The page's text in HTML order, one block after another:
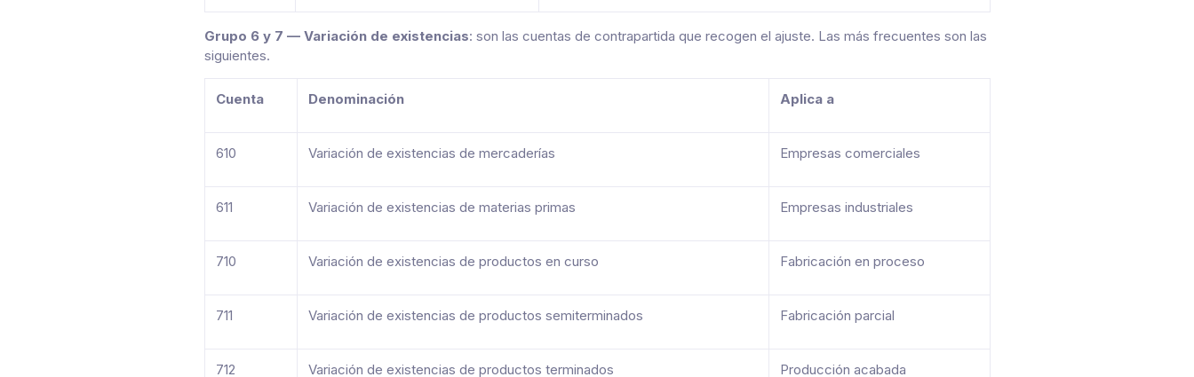
Grupo 6 y 7 — Variación de existencias: son las cuentas de contrapartida que recogen el ajuste. Las más frecuentes son las
siguientes.
Cuenta Denominación Aplica a
610 Variación de existencias de mercaderías Empresas comerciales
611 Variación de existencias de materias primas Empresas industriales
710 Variación de existencias de productos en curso Fabricación en proceso
711 Variación de existencias de productos semiterminados Fabricación parcial
712 Variación de existencias de productos terminados Producción acabada